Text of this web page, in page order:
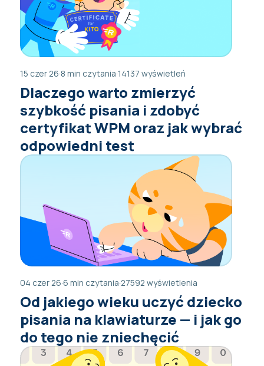
15 czer 26·8 min czytania·14137 wyświetleń
Dlaczego warto zmierzyć
szybkość pisania i zdobyć
certyfikat WPM oraz jak wybrać
odpowiedni test
04 czer 26·6 min czytania·27592 wyświetlenia
Od jakiego wieku uczyć dziecko
pisania na klawiaturze — i jak go
do tego nie zniechęcić